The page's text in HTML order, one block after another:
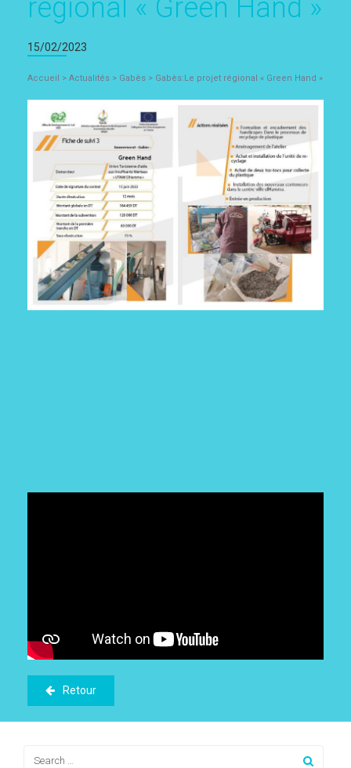
régional « Green Hand »
15/02/2023
Accueil > Actualités > Gabès > Gabès:Le projet régional « Green Hand »
Retour